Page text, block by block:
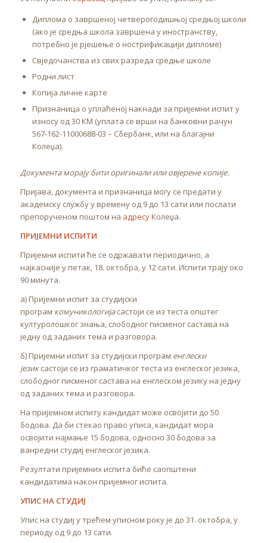
Диплома о завршеној четверогодишњој средњој школи
(ако је средња школа завршена у иностранству,
потребно је рјешење о нострификацији дипломе)
Свједочанства из свих разреда средње школе
Родни лист
Копија личне карте
Признаница о уплаћеној накнади за пријемни испит у
износу од 30 КМ (уплата се врши на банковни рачун
567-162-11000688-03 – Сбербанк, или на благајни
Колеџа).
Документа морају бити оригинали или овјерене копије.
Пријава, документа и признаница могу се предати у
академску службу у времену од 9 до 13 сати или послати
препорученом поштом на адресуКолеџа.
ПРИЈЕМНИ ИСПИТИ
Пријемни испити ће се одржавати периодично, а
најкасније у петак, 18. октобра, у 12 сати. Испити трају око
90 минута.
а) Пријемни испит за студијски
програм комуникологијасастоји се из теста општег
културолошког знања, слободног писменог састава на
једну од заданих тема и разговора.
б) Пријемни испит за студијски програм енглески
језиксастоји се из граматичког теста из енглеског језика,
слободног писменог састава на енглеском језику на једну
од заданих тема и разговора.
На пријемном испиту кандидат може освојити до 50
бодова. Да би стекао право уписа, кандидат мора
освојити најмање 15 бодова, односно 30 бодова за
ванредни студиј енглеског језика.
Резултати пријемних испита биће саопштени
кандидатима након пријемног испита.
УПИС НА СТУДИЈ
Упис на студиј у трећем уписном року је до 31. октобра, у
периоду од 9 до 13 сати.